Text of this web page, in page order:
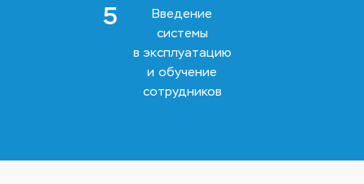
5
Введение
системы
в эксплуатацию
и обучение
сотрудников